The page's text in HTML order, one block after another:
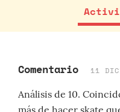
Comentario 11
Análisis de 10.
más de hacer skate